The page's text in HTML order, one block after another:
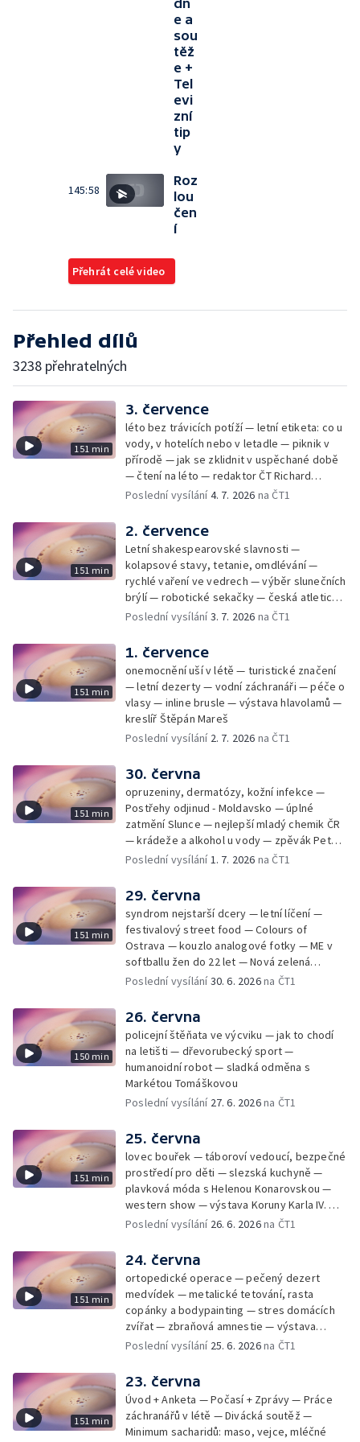
dn
e a
sou
těž
e +
Tel
evi
zní
tip
y
145:58
Roz
lou
čen
í
Přehrát celé video
Přehled dílů
3238 přehratelných
151 min
3. července
léto bez trávicích potíží — letní etiketa: co u
vody, v hotelích nebo v letadle — piknik v
přírodě — jak se zklidnit v uspěchané době
— čtení na léto — redaktor ČT Richard
Samko
Poslední vysílání4. 7. 2026 na ČT1
151 min
2. července
Letní shakespearovské slavnosti —
kolapsové stavy, tetanie, omdlévání —
rychlé vaření ve vedrech — výběr slunečních
brýlí — robotické sekačky — česká atletická
rekordmanka — psí seriál: výmarský
Poslední vysílání3. 7. 2026 na ČT1
151 min
1. července
onemocnění uší v létě — turistické značení
— letní dezerty — vodní záchranáři — péče o
vlasy — inline brusle — výstava hlavolamů —
kreslíř Štěpán Mareš
Poslední vysílání 2. 7. 2026 na ČT1
151 min
30. června
opruzeniny, dermatózy, kožní infekce —
Postřehy odjinud - Moldavsko — úplné
zatmění Slunce — nejlepší mladý chemik ČR
— krádeže a alkohol u vody — zpěvák Peter
Cmorik
Poslední vysílání1. 7. 2026 na ČT1
151 min
29. června
syndrom nejstarší dcery — letní líčení —
festivalový street food — Colours of
Ostrava — kouzlo analogové fotky — ME v
softballu žen do 22 let — Nová zelená
úsporám — Global Teacher Prize Czech
Poslední vysílání30. 6. 2026na ČT1
150 min
26. června
policejní štěňata ve výcviku — jak to chodí
na letišti — dřevorubecký sport —
humanoidní robot — sladká odměna s
Markétou Tomáškovou
Poslední vysílání 27. 6. 2026na ČT1
151 min
25. června
lovec bouřek — táboroví vedoucí, bezpečné
prostředí pro děti — slezská kuchyně —
plavková móda s Helenou Konarovskou —
western show — výstava Koruny Karla IV. —
mladý lezecký fenomén Josef Šindel
Poslední vysílání 26. 6. 2026na ČT1
151 min
24. června
ortopedické operace — pečený dezert
medvídek — metalické tetování, rasta
copánky a bodypainting — stres domácích
zvířat — zbraňová amnestie — výstava
mikrofotografií rostlin — fenomenální
Poslední vysílání 25. 6. 2026na ČT1
151 min
23. června
Úvod + Anketa — Počasí + Zprávy — Práce
záchranářů v létě — Divácká soutěž —
Minimum sacharidů: maso, vejce, mléčné